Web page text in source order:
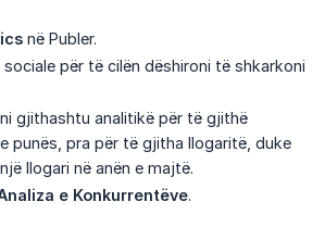
në Publer.
sociale për të cilën dëshironi të shkarkoni
gjithashtu analitikë për të gjithë
punës, pra për të gjitha llogaritë, duke
llogari në anën e majtë.
e Konkurrentëve.